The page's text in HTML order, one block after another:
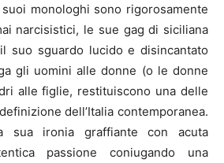
monologhi sono rigorosamente
narcisistici, le sue gag di siciliana
suo sguardo lucido e disincantato
gli uomini alle donne (o le donne
alle figlie, restituiscono una delle
dell’Italia contemporanea.
sua ironia graffiante con acuta
passione coniugando una